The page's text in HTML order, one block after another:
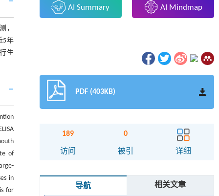
，
5年
生
of
in
for
AI Summary AI Mindmap
PDF (403KB)
189
访问
0
被引 详细
导航 相关文章